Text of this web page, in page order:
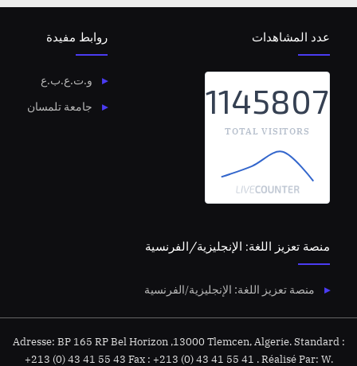
عدد المشاهدات
1145807
TOTAL VISITORS
روابط مفيدة
و.ت.ع.ب.ع
جامعة تلمسان
منصة تعزيز اللغة: الإنجليزية/الفرنسية
منصة تعزيز اللغة: الإنجليزية/الفرنسية
Adresse: BP 165 RP Bel Horizon ,13000 Tlemcen, Algerie. Standard :
+213 (0) 43 41 55 43 Fax : +213 (0) 43 41 55 41 . Réalisé Par: W.